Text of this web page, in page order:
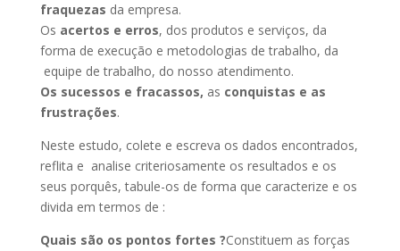
fraquezas da empresa.
Os acertos e erros, dos produtos e serviços, da
forma de execução e metodologias de trabalho, da
equipe de trabalho, do nosso atendimento.
Os sucessos e fracassos, as conquistas e as
frustrações.
Neste estudo, colete e escreva os dados encontrados,
reflita e analise criteriosamente os resultados e os
seus porquês, tabule-os de forma que caracterize e os
divida em termos de :
Quais são os pontos fortes ?Constituem as forças